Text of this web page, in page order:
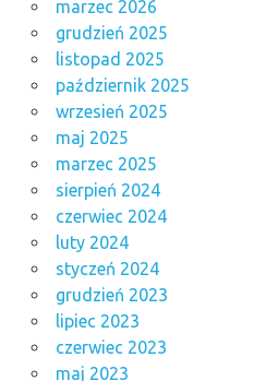
marzec 2026
grudzień 2025
listopad 2025
październik 2025
wrzesień 2025
maj 2025
marzec 2025
sierpień 2024
czerwiec 2024
luty 2024
styczeń 2024
grudzień 2023
lipiec 2023
czerwiec 2023
maj 2023